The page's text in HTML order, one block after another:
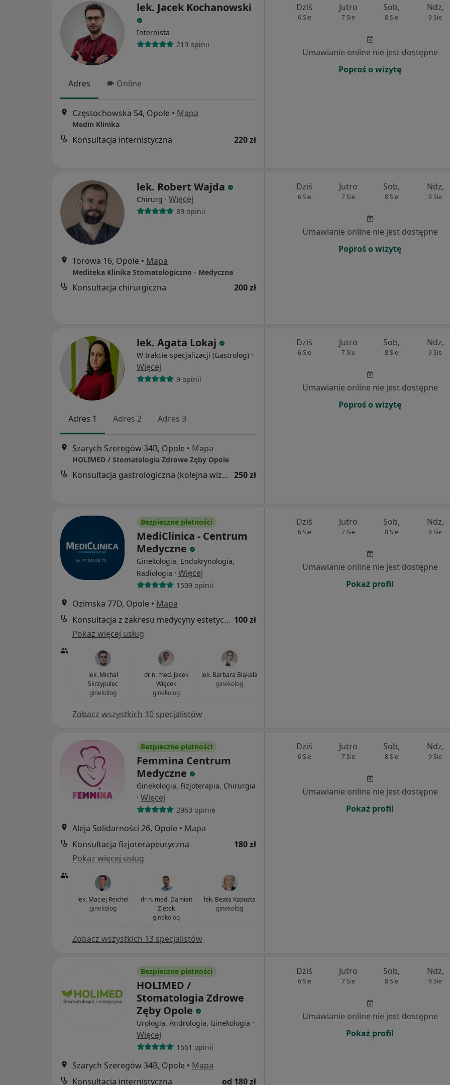
lek. Jacek Kochanowski
Internista
219 opinii
Adres Online
Częstochowska 54, Opole • Mapa
Medin Klinika
Konsultacja internistyczna 220 zł
Dziś
6 Sie
Jutro
7 Sie
Sob,
8 Sie
Ndz,
9 Sie
Umawianie online nie jest dostępne
Poproś o wizytę
lek. Robert Wajda
Chirurg · Więcej
89 opinii
Torowa 16, Opole • Mapa
Mediteka Klinika Stomatologiczno - Medyczna
Konsultacja chirurgiczna 200 zł
Dziś
6 Sie
Jutro
7 Sie
Sob,
8 Sie
Ndz,
9 Sie
Umawianie online nie jest dostępne
Poproś o wizytę
lek. Agata Lokaj
W trakcie specjalizacji (Gastrolog) ·
Więcej
9 opinii
Adres 1 Adres 2 Adres 3
Szarych Szeregów 34B, Opole • Mapa
HOLIMED / Stomatologia Zdrowe Zęby Opole
Konsultacja gastrologiczna (kolejna wizyta) 250 zł
Dziś
6 Sie
Jutro
7 Sie
Sob,
8 Sie
Ndz,
9 Sie
Umawianie online nie jest dostępne
Poproś o wizytę
Bezpieczne płatności
MediClinica - Centrum
Medyczne
Ginekologia, Endokrynologia,
Radiologia · Więcej
1509 opinii
Ozimska 77D, Opole • Mapa
Konsultacja z zakresu medycyny estetycznej 100 zł
Pokaż więcej usług
lek. Michał
Skrzypulec
ginekolog
dr n. med. Jacek
Więcek
ginekolog
lek. Barbara Błąkała
ginekolog
Zobacz wszystkich 10 specjalistów
Dziś
6 Sie
Jutro
7 Sie
Sob,
8 Sie
Ndz,
9 Sie
Umawianie online nie jest dostępne
Pokaż profil
Bezpieczne płatności
Femmina Centrum
Medyczne
Ginekologia, Fizjoterapia, Chirurgia
· Więcej
2963 opinie
Aleja Solidarności 26, Opole • Mapa
Konsultacja fizjoterapeutyczna
180 zł
Pokaż więcej usług
lek. Maciej Reichel
ginekolog
dr n. med. Damian
Ziętek
ginekolog
lek. Beata Kapusta
ginekolog
Zobacz wszystkich 13 specjalistów
Dziś
6 Sie
Jutro
7 Sie
Sob,
8 Sie
Ndz,
9 Sie
Umawianie online nie jest dostępne
Pokaż profil
Bezpieczne płatności
HOLIMED /
Stomatologia Zdrowe
Zęby Opole
Urologia, Andrologia, Ginekologia ·
Więcej
1561 opinii
Szarych Szeregów 34B, Opole • Mapa
Konsultacja internistyczna
od 180 zł
Dziś
6 Sie
Jutro
7 Sie
Sob,
8 Sie
Ndz,
9 Sie
Umawianie online nie jest dostępne
Pokaż profil